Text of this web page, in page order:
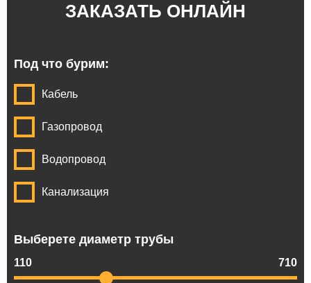
ЗАКАЗАТЬ ОНЛАЙН
Под что бурим:
Кабель
Газопровод
Водопровод
Канализация
Выберете диаметр трубы
110 710